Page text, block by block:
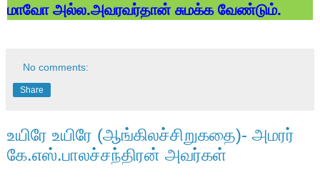
மாவோ அல்ல.அவரவர்தான் சுமக்க வேண்டும்.
No comments:
Share
உயிரே உயிரே (ஆங்கிலச்சிறுகதை)- அமரர்
கே.எஸ்.பாலச்சந்திரன் அவர்கள்